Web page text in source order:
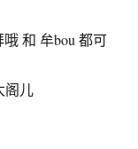
哦 和 牟bou 都可
阁儿